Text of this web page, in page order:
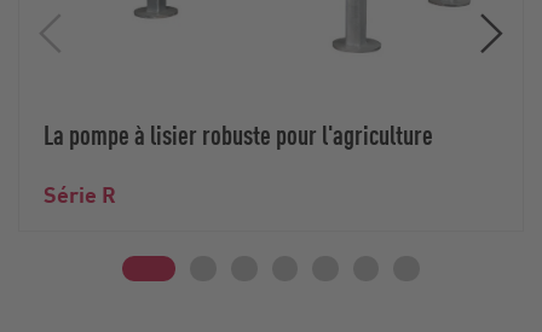
La pompe à lisier robuste pour l'agriculture
Série R